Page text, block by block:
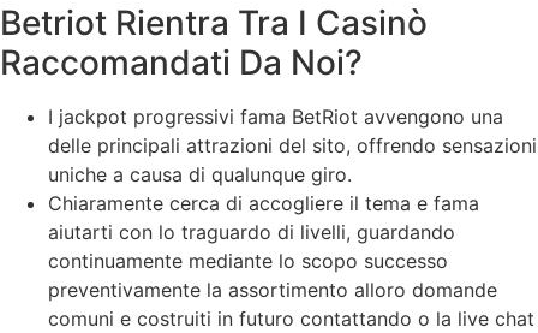
Betriot Rientra Tra I Casinò
Raccomandati Da Noi?
I jackpot progressivi fama BetRiot avvengono una
delle principali attrazioni del sito, offrendo sensazioni
uniche a causa di qualunque giro.
Chiaramente cerca di accogliere il tema e fama
aiutarti con lo traguardo di livelli, guardando
continuamente mediante lo scopo successo
preventivamente la assortimento alloro domande
comuni e costruiti in futuro contattando o la live chat